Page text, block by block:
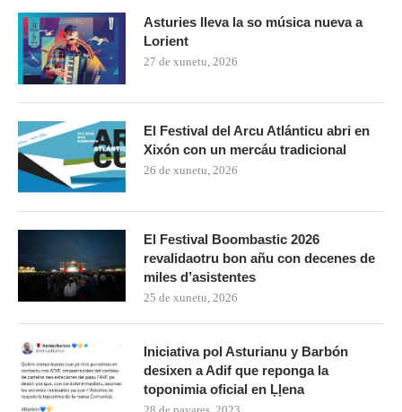
Asturies lleva la so música nueva a
Lorient
27 de xunetu, 2026
El Festival del Arcu Atlánticu abri en
Xixón con un mercáu tradicional
26 de xunetu, 2026
El Festival Boombastic 2026
revalidaotru bon añu con decenes de
miles d’asistentes
25 de xunetu, 2026
Iniciativa pol Asturianu y Barbón
desixen a Adif que reponga la
toponimia oficial en Ḷḷena